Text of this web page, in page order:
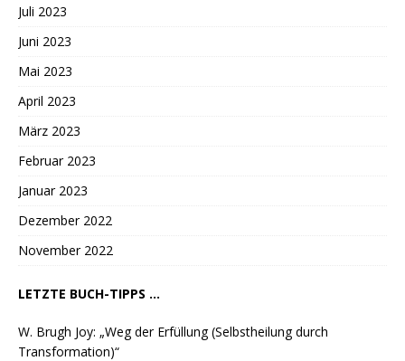
Juli 2023
Juni 2023
Mai 2023
April 2023
März 2023
Februar 2023
Januar 2023
Dezember 2022
November 2022
LETZTE BUCH-TIPPS ...
W. Brugh Joy: „Weg der Erfüllung (Selbstheilung durch
Transformation)“